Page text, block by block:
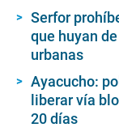
Serfor
que huyan
urbanas
Ayacucho:
liberar vía
20 días